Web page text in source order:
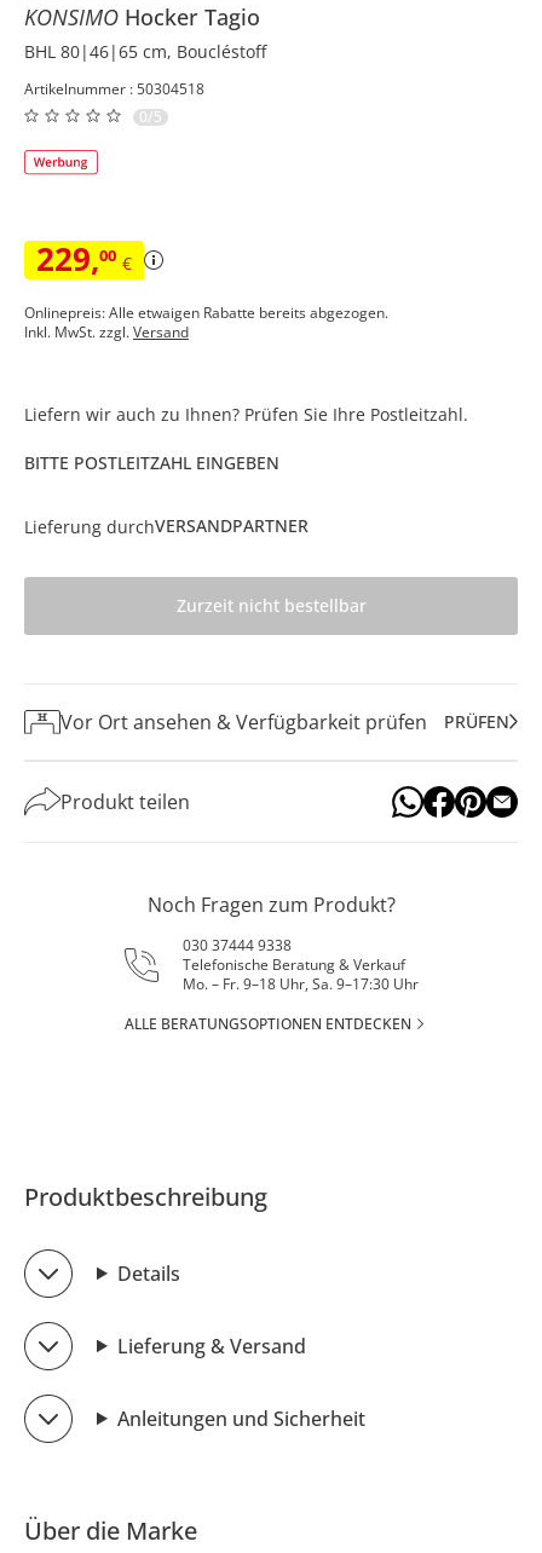
KONSIMO Hocker Tagio
BHL 80|46|65 cm, Boucléstoff
Artikelnummer : 50304518
0/5
229,00 €
Onlinepreis: Alle etwaigen Rabatte bereits abgezogen.
Inkl. MwSt. zzgl.Versand
Liefern wir auch zu Ihnen? Prüfen Sie Ihre Postleitzahl.
BITTE POSTLEITZAHL EINGEBEN
Lieferung durchVERSANDPARTNER
Zurzeit nicht bestellbar
Vor Ort ansehen & Verfügbarkeit prüfen PRÜFEN
Produkt teilen
Noch Fragen zum Produkt?
030 37444 9338
Telefonische Beratung & Verkauf
Mo. – Fr. 9–18 Uhr, Sa. 9–17:30 Uhr
ALLE BERATUNGSOPTIONEN ENTDECKEN
Produktbeschreibung
Details
Lieferung & Versand
Anleitungen und Sicherheit
Über die Marke